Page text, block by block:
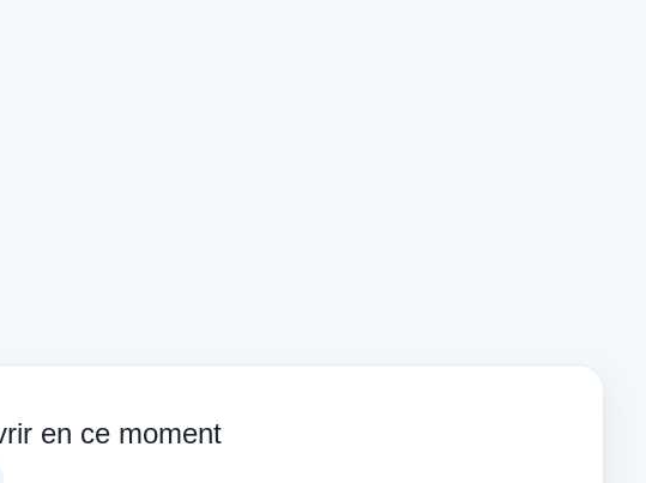
en ce moment